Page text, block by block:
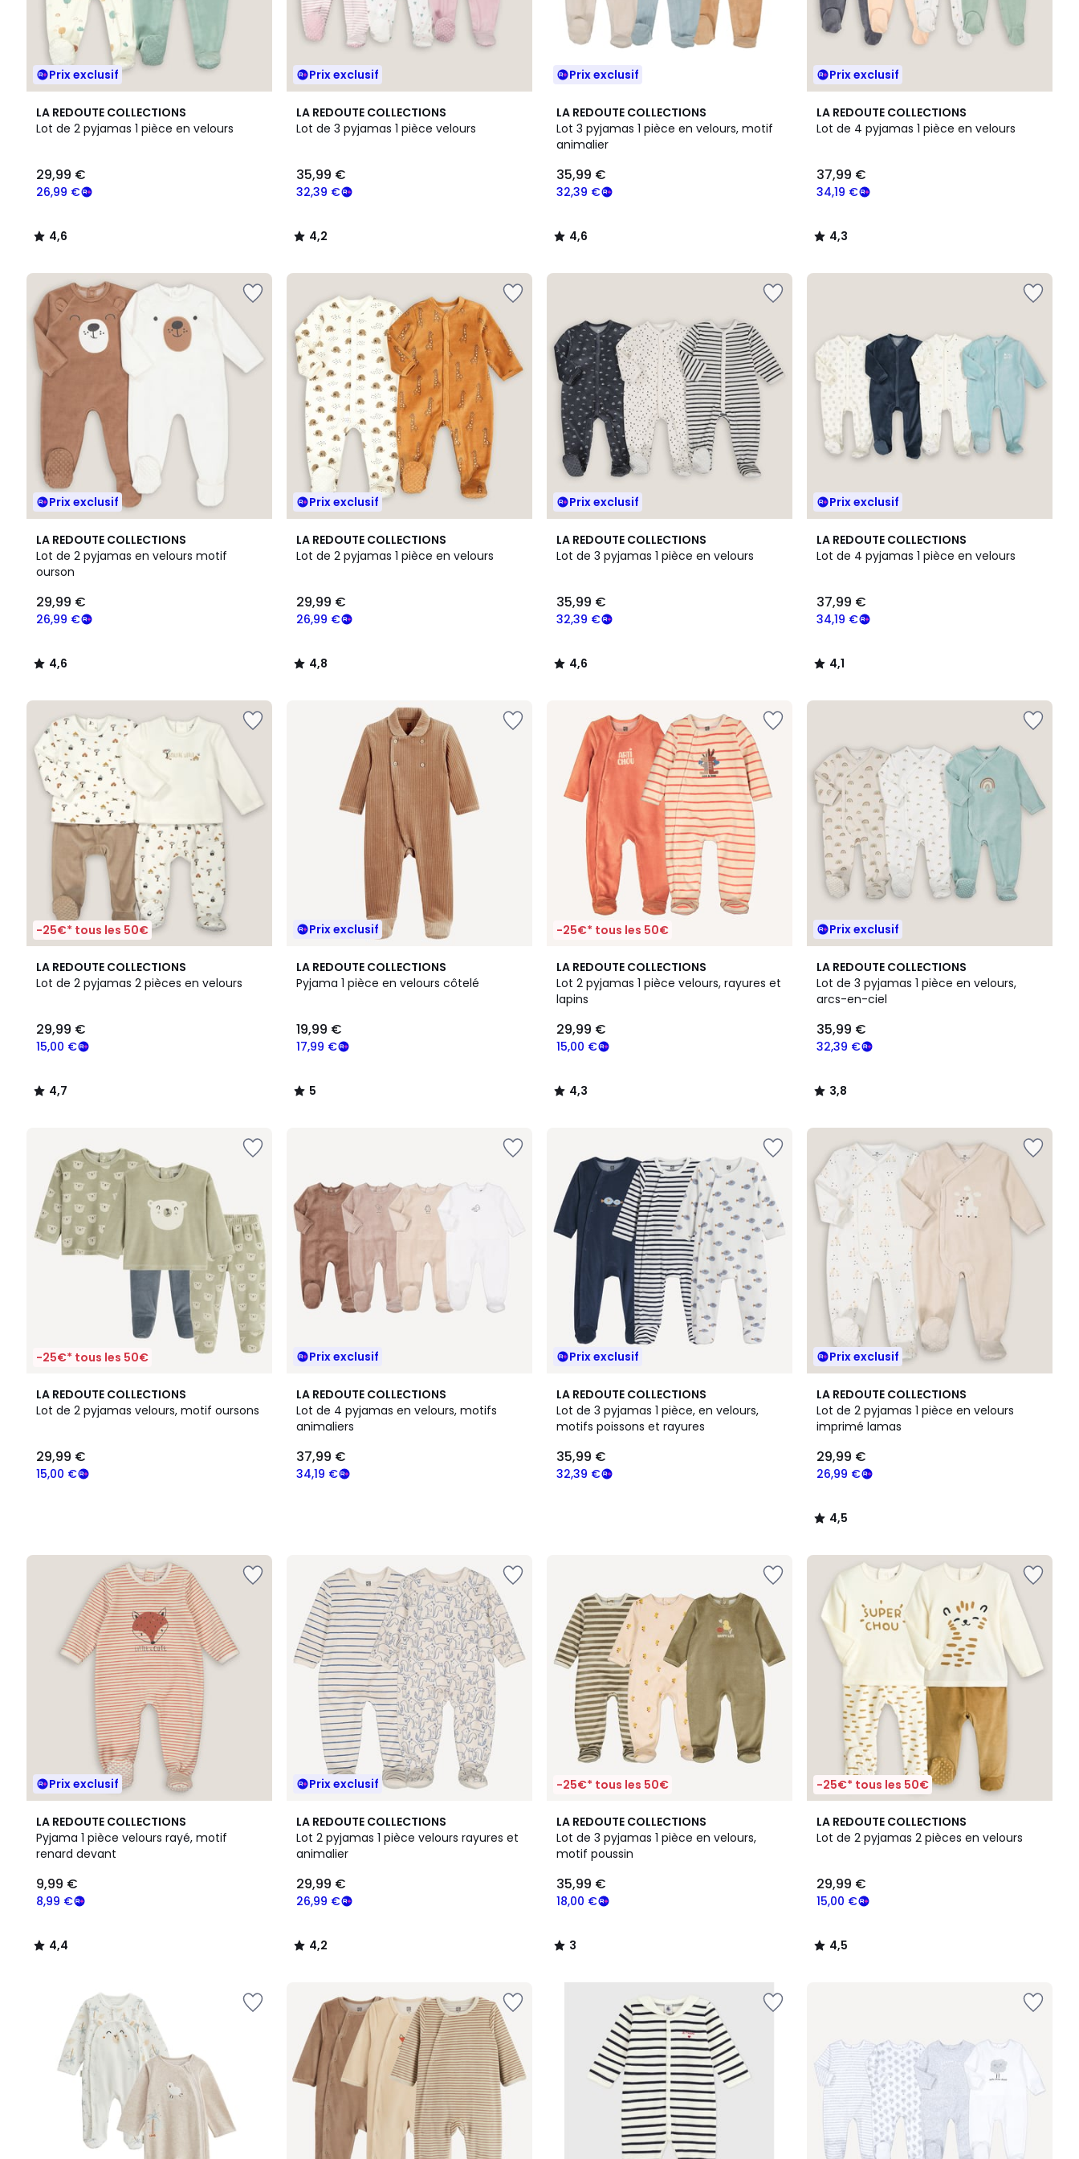
Prix exclusif
LA REDOUTE COLLECTIONS
Lot de 2 pyjamas 1 pièce en velours
€
souscrivez
programme
payer
la
place
26,99
€.
26,99 €
29,99 €
4,6
/ 5
4,6
/
Prix exclusif
LA REDOUTE COLLECTIONS
Lot de 3 pyjamas 1 pièce velours
32,39 €
35,99 €
4,2
/ 5
4,2
/
Prix exclusif
LA REDOUTE COLLECTIONS
Lot 3 pyjamas 1 pièce en velours, motif
animalier
32,39 €
35,99 €
4,6
/ 5
4,6
/
Prix exclusif
LA REDOUTE COLLECTIONS
Lot de 4 pyjamas 1 pièce en velours
34,19 €
37,99 €
4,3
/ 5
4,3
/
Prix exclusif
LA REDOUTE COLLECTIONS
Lot de 2 pyjamas en velours motif
ourson
26,99 €
29,99 €
4,6
/ 5
4,6
/
Prix exclusif
LA REDOUTE COLLECTIONS
Lot de 2 pyjamas 1 pièce en velours
26,99 €
29,99 €
4,8
/ 5
4,8
/
Prix exclusif
LA REDOUTE COLLECTIONS
Lot de 3 pyjamas 1 pièce en velours
32,39 €
35,99 €
4,6
/ 5
4,6
/
Prix exclusif
LA REDOUTE COLLECTIONS
Lot de 4 pyjamas 1 pièce en velours
34,19 €
37,99 €
4,1
/ 5
4,1
/
-25€* tous les 50€
LA REDOUTE COLLECTIONS
Lot de 2 pyjamas 2 pièces en velours
15,00 €
29,99 €
4,7
/ 5
4,7
/
Prix exclusif
LA REDOUTE COLLECTIONS
Pyjama 1 pièce en velours côtelé
17,99 €
19,99 €
5
/
5
/
-25€* tous les 50€
LA REDOUTE COLLECTIONS
Lot 2 pyjamas 1 pièce velours, rayures et
lapins
15,00 €
29,99 €
4,3
/ 5
4,3
/
Prix exclusif
LA REDOUTE COLLECTIONS
Lot de 3 pyjamas 1 pièce en velours,
arcs-en-ciel
32,39 €
35,99 €
3,8
/ 5
3,8
/
-25€* tous les 50€
LA REDOUTE COLLECTIONS
Lot de 2 pyjamas velours, motif oursons
15,00 €
29,99 €
Prix exclusif
LA REDOUTE COLLECTIONS
Lot de 4 pyjamas en velours, motifs
animaliers
34,19 €
37,99 €
Prix exclusif
LA REDOUTE COLLECTIONS
Lot de 3 pyjamas 1 pièce, en velours,
motifs poissons et rayures
32,39 €
35,99 €
Prix exclusif
LA REDOUTE COLLECTIONS
Lot de 2 pyjamas 1 pièce en velours
imprimé lamas
26,99 €
29,99 €
4,5
/ 5
4,5
/
Prix exclusif
LA REDOUTE COLLECTIONS
Pyjama 1 pièce velours rayé, motif
renard devant
8,99 €
9,99 €
4,4
/ 5
4,4
/
Prix exclusif
LA REDOUTE COLLECTIONS
Lot 2 pyjamas 1 pièce velours rayures et
animalier
26,99 €
29,99 €
4,2
/ 5
4,2
/
-25€* tous les 50€
LA REDOUTE COLLECTIONS
Lot de 3 pyjamas 1 pièce en velours,
motif poussin
18,00 €
35,99 €
3
/
5
3
/
-25€* tous les 50€
LA REDOUTE COLLECTIONS
Lot de 2 pyjamas 2 pièces en velours
15,00 €
29,99 €
4,5
/ 5
4,5
/